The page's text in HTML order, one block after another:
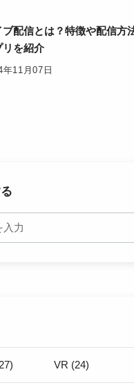
ブ配信とは？特徴や配信方
リを紹介
年11月07日
VR (24)